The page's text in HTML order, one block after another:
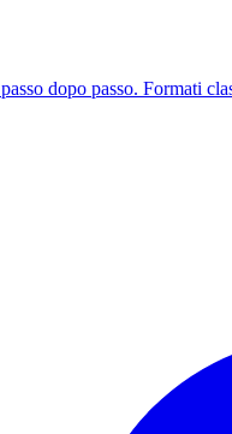
dopo passo. Formati